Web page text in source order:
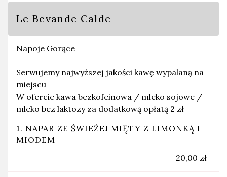
Le Bevande Calde
Napoje Gorące
Serwujemy najwyższej jakości kawę wypalaną na
miejscu
W ofercie kawa bezkofeinowa / mleko sojowe /
mleko bez laktozy za dodatkową opłatą 2 zł
1. NAPAR ZE ŚWIEŻEJ MIĘTY Z LIMONKĄ I
MIODEM
20,00 zł